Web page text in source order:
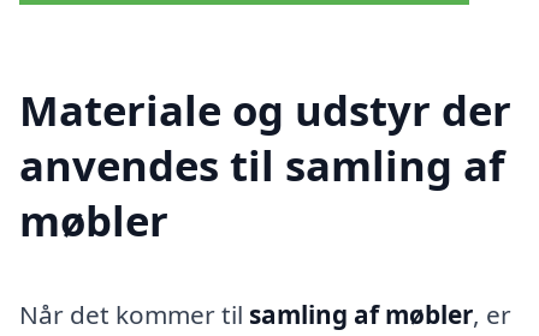
Materiale og udstyr der
anvendes til samling af
møbler
Når det kommer til samling af møbler, er